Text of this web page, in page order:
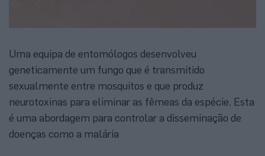
Uma equipa de entomólogos desenvolveu
geneticamente um fungo que é transmitido
sexualmente entre mosquitos e que produz
neurotoxinas para eliminar as fêmeas da espécie. Esta
é uma abordagem para controlar a disseminação de
doenças como a malária